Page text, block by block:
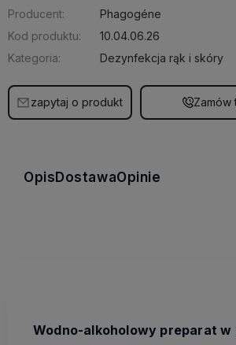
Producent:
Phagogéne
Kod produktu:
10.04.06.26
Kategoria:
Dezynfekcja rąk i skóry
zapytaj o produkt Zamów
Opis DostawaOpinie
Wodno-alkoholowy preparat w